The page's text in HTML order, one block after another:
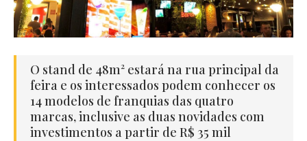
O stand de 48m² estará na rua principal da
feira e os interessados podem conhecer os
14 modelos de franquias das quatro
marcas, inclusive as duas novidades com
investimentos a partir de R$ 35 mil